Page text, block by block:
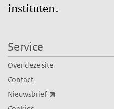
instituten.
Service
Over deze site
Contact
Nieuwsbrief